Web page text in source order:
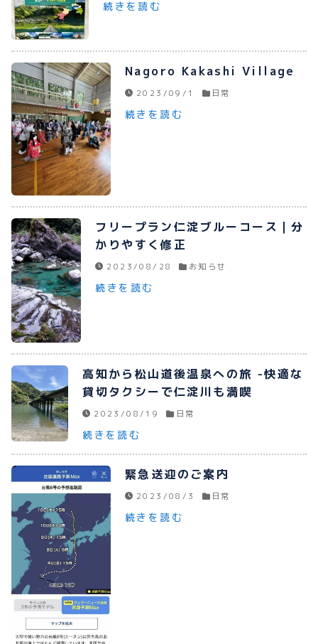
続きを読む
Nagoro Kakashi Village
2023/09/1 日常
続きを読む
フリープラン仁淀ブルーコース｜分
かりやすく修正
2023/08/28 お知らせ
続きを読む
高知から松山道後温泉への旅 -快適な
貸切タクシーで仁淀川も満喫
2023/08/19 日常
続きを読む
緊急送迎のご案内
2023/08/3 日常
続きを読む